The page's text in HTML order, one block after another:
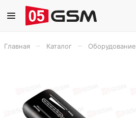
Главная Каталог Оборудование